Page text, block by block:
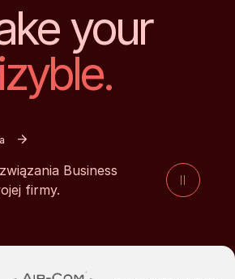
your
Business
firmy.